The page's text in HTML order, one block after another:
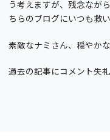
う考えますが、残念なが
ちらのブログにいつも救
素敵なナミさん、穏やか
過去の記事にコメント失